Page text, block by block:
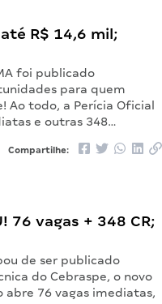
R$ 14,6 mil;
foi publicado
para quem
Ao todo, a Perícia Oficial
e outras 348…
Compartilhe:
76 vagas + 348 CR;
de ser publicado
do Cebraspe, o novo
abre 76 vagas imediatas,